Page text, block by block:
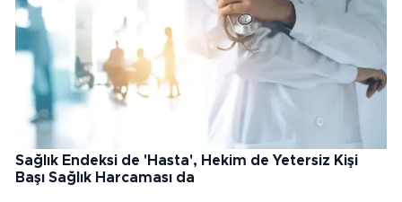
Sağlık Endeksi de 'Hasta', Hekim de Yetersiz Kişi
Başı Sağlık Harcaması da